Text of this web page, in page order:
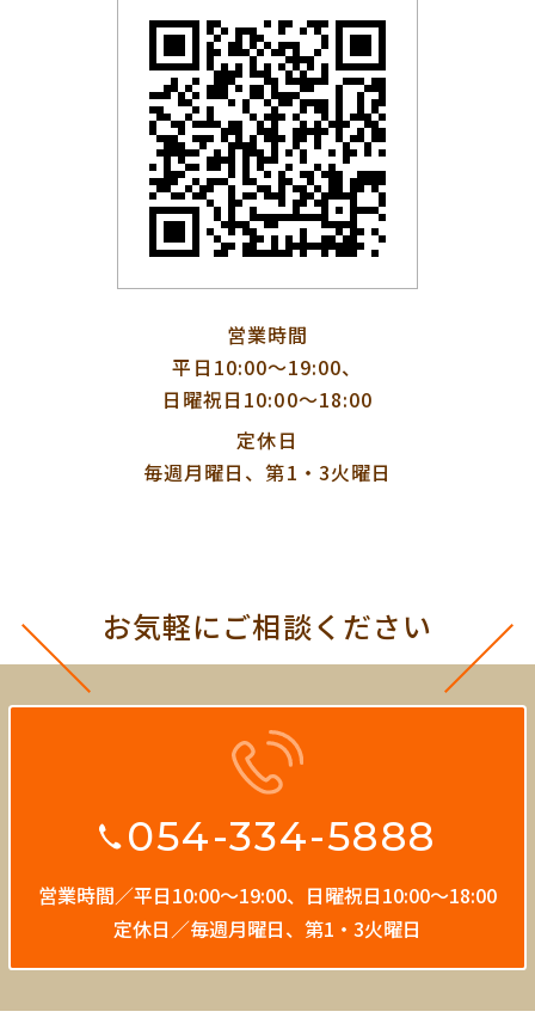
営業時間
平日10:00〜19:00、
日曜祝日10:00〜18:00
定休日
毎週月曜日、第1・3火曜日
お気軽にご相談ください
054-334-5888
営業時間／平日10:00〜19:00、 日曜祝日10:00〜18:00
定休日／毎週月曜日、第1・3火曜日